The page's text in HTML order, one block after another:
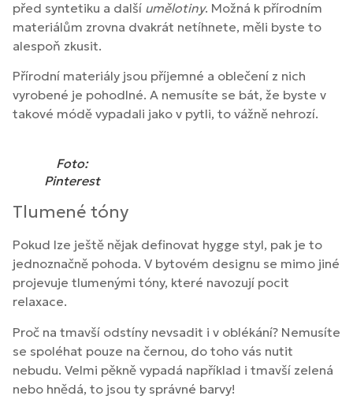
před syntetiku a další umělotiny. Možná k přírodním
materiálům zrovna dvakrát netíhnete, měli byste to
alespoň zkusit.
Přírodní materiály jsou příjemné a oblečení z nich
vyrobené je pohodlné. A nemusíte se bát, že byste v
takové módě vypadali jako v pytli, to vážně nehrozí.
Foto:
Pinterest
Tlumené tóny
Pokud lze ještě nějak definovat hygge styl, pak je to
jednoznačně pohoda. V bytovém designu se mimo jiné
projevuje tlumenými tóny, které navozují pocit
relaxace.
Proč na tmavší odstíny nevsadit i v oblékání? Nemusíte
se spoléhat pouze na černou, do toho vás nutit
nebudu. Velmi pěkně vypadá například i tmavší zelená
nebo hnědá, to jsou ty správné barvy!